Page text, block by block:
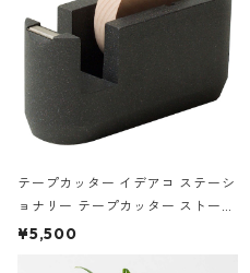
テープカッター イデアコ ステーシ
ョナリー テープカッター ストーン
サンドカラー 石調 ideaco Station
¥5,500